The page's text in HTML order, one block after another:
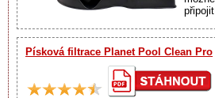
připojit
Písková filtrace Planet Pool Clean Pro